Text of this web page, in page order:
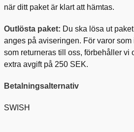
när ditt paket är klart att hämtas.
Outlösta paket: Du ska lösa ut
anges på aviseringen. För varor som
som returneras till oss, förbehåller vi
extra avgift på 250 SEK.
Betalningsalternativ
SWISH